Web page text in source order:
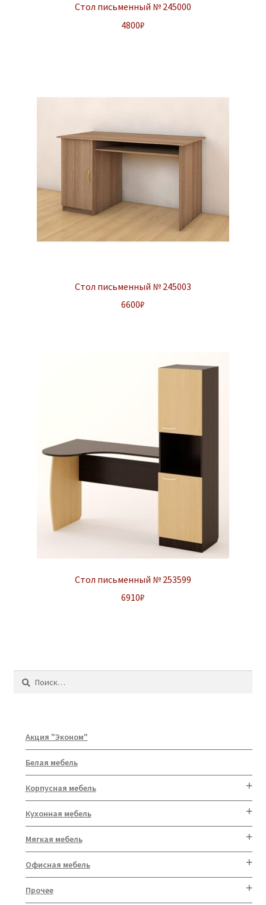
Стол письменный № 245000
4800₽
Стол письменный № 245003
6600₽
Стол письменный № 253599
6910₽
Найти:
Акция "Эконом"
Белая мебель
Корпусная мебель
Кухонная мебель
Мягкая мебель
Офисная мебель
Прочее